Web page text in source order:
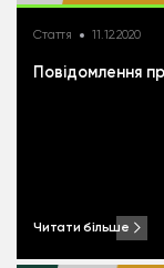
Стаття 11.12.2020
Повідомлення
Читати більше